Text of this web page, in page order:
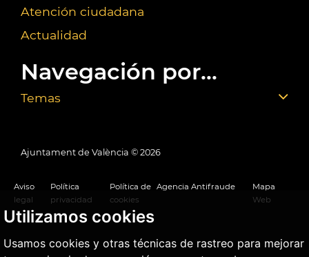
Utilizamos cookies
Usamos cookies y otras técnicas de rastreo para mejorar
Atención ciudadana
Actualidad
Navegación por...
Temas
Ajuntament de València © 2026
Aviso
legal
Política
privacidad
Política de
cookies
Agencia Antifraude
Mapa
Web